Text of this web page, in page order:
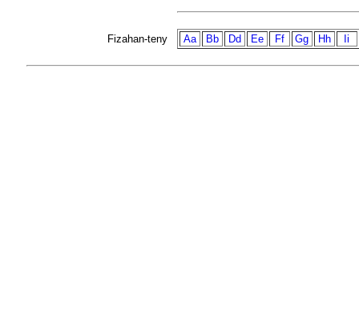
Fizahan-teny Aa Bb Dd Ee Ff Gg Hh Ii